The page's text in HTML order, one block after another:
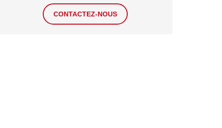
CONTACTEZ-NOUS